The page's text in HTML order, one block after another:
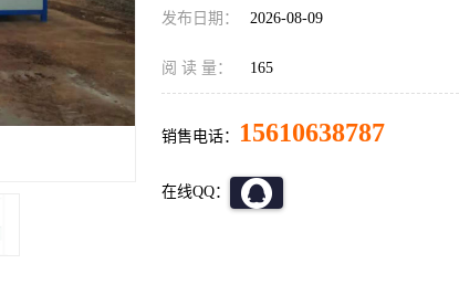
发布日期： 2026-08-09
阅 读 量： 165
销售电话： 15610638787
在线QQ：